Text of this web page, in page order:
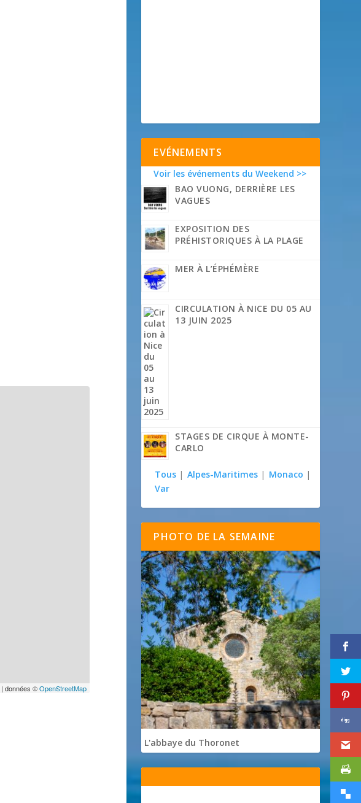
| données ©OpenStreetMap
EVÉNEMENTS
Voir les événements du Weekend >>
BAO VUONG, DERRIÈRE LES
VAGUES
EXPOSITION DES
PRÉHISTORIQUES À LA PLAGE
MER À L’ÉPHÉMÈRE
CIRCULATION À NICE DU 05 AU
13 JUIN 2025
STAGES DE CIRQUE À MONTE-
CARLO
Tous | Alpes-Maritimes | Monaco |
Var
PHOTO DE LA SEMAINE
L'abbaye du Thoronet